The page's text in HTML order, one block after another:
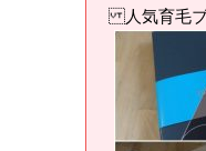
人気育毛ブ